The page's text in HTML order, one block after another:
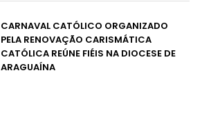
CARNAVAL CATÓLICO ORGANIZADO
PELA RENOVAÇÃO CARISMÁTICA
CATÓLICA REÚNE FIÉIS NA DIOCESE DE
ARAGUAÍNA